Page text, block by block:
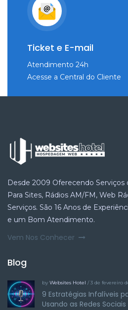
Ticket e E-mail
Atendimento 24h
Acesse a Central do Cliente
Desde 2009 Oferecendo
Para Sites, Rádios AM/FM, Web
Serviços. São 16 Anos de
e um Bom Atendimento.
Vem Nos Conhecer
Blog
by Websites Hotel / 3 de fevereiro
9 Estratégias Infalíveis
Usando as Redes Sociais